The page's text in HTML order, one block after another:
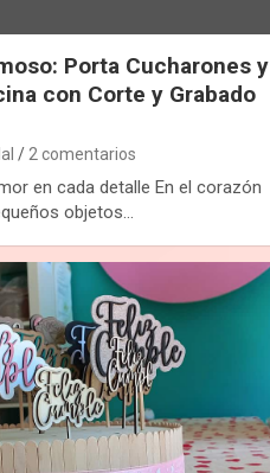
Porta Cucharones y
con Corte y Grabado
2 comentarios
en cada detalle En el corazón
objetos…